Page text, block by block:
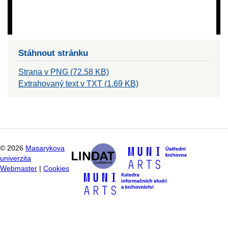
Stáhnout stránku
Strana v PNG (72.58 KB)
Extrahovaný text v TXT (1.69 KB)
© 2026 Masarykova
univerzita
Webmaster
Cookies